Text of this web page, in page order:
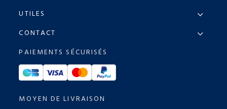
UTILES
CONTACT
PAIEMENTS SÉCURISÉS
MOYEN DE LIVRAISON